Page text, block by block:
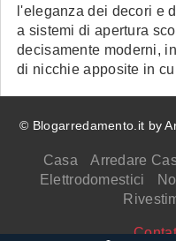
l'eleganza dei decori e
a sistemi di apertura
decisamente moderni,
di nicchie apposite in
© Blogarredamento.it by
Casa Arredare
Elettrodomestici